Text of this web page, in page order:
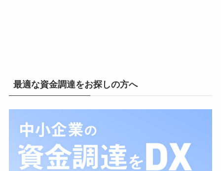
最適な資金調達をお探しの方へ